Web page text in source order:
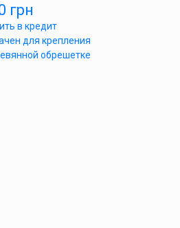
грн
в кредит
для крепления
обрешетке